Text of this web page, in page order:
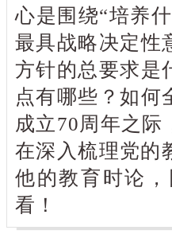
心是围绕“培养
最具战略决定性
方针的总要求是
点有哪些？如何
成立70周年之际
在深入梳理党的
他的教育时论
看！